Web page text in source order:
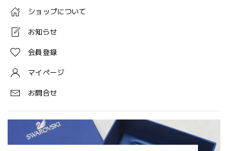
ショップについて
お知らせ
会員登録
マイページ
お問合せ